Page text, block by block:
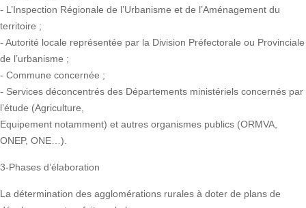
- L’Inspection Régionale de l’Urbanisme et de l’Aménagement du
territoire ;
- Autorité locale représentée par la Division Préfectorale ou Provinciale
de l’urbanisme ;
- Commune concernée ;
- Services déconcentrés des Départements ministériels concernés par
l’étude (Agriculture,
Equipement notamment) et autres organismes publics (ORMVA,
ONEP, ONE…).
3-Phases d’élaboration
La détermination des agglomérations rurales à doter de plans de